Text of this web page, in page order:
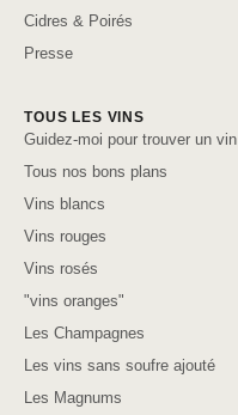
Cidres & Poirés
Presse
TOUS LES VINS
Guidez-moi pour trouver un vin
Tous nos bons plans
Vins blancs
Vins rouges
Vins rosés
"vins oranges"
Les Champagnes
Les vins sans soufre ajouté
Les Magnums